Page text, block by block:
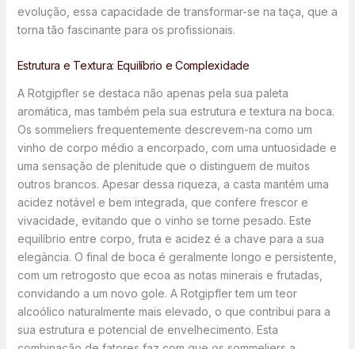
evolução, essa capacidade de transformar-se na taça, que a
torna tão fascinante para os profissionais.
Estrutura e Textura: Equilíbrio e Complexidade
A Rotgipfler se destaca não apenas pela sua paleta
aromática, mas também pela sua estrutura e textura na boca.
Os sommeliers frequentemente descrevem-na como um
vinho de corpo médio a encorpado, com uma untuosidade e
uma sensação de plenitude que o distinguem de muitos
outros brancos. Apesar dessa riqueza, a casta mantém uma
acidez notável e bem integrada, que confere frescor e
vivacidade, evitando que o vinho se torne pesado. Este
equilíbrio entre corpo, fruta e acidez é a chave para a sua
elegância. O final de boca é geralmente longo e persistente,
com um retrogosto que ecoa as notas minerais e frutadas,
convidando a um novo gole. A Rotgipfler tem um teor
alcoólico naturalmente mais elevado, o que contribui para a
sua estrutura e potencial de envelhecimento. Esta